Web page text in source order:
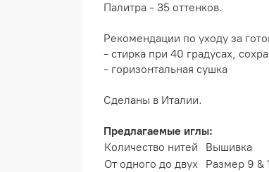
Палитра - 35 оттенков.
Рекомендации по уходу за
- стирка при 40 градусах,
- горизонтальная сушка
Сделаны в Италии.
Предлагаемые иглы:
Количество нитей
Вышивка
От одного до двух
Размер 9 &